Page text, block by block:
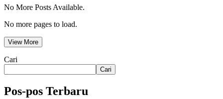
No More Posts Available.
No more pages to load.
View More
Cari
Cari
Pos-pos Terbaru